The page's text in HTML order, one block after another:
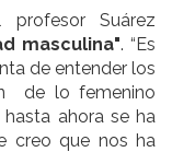
Suárez
masculina". “Es
de entender los
de lo femenino
ahora se ha
creo que nos ha